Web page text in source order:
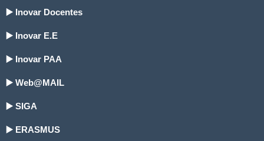
▶️ Inovar Docentes
▶️ Inovar E.E
▶️ Inovar PAA
▶️ Web@MAIL
▶️ SIGA
▶️ ERASMUS